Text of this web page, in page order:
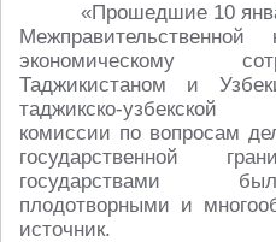
«Прошедшие 10
экономическому
Таджикистаном и
таджикско-узбекской
комиссии по вопросам
государственной
государствами
плодотворными и
источник.